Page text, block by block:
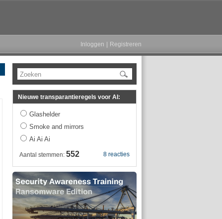
Inloggen Registreren
Zoeken
Nieuwe transparantieregels voor AI:
Glashelder
Smoke and mirrors
Ai Ai Ai
8 reacties
Aantal stemmen: 552